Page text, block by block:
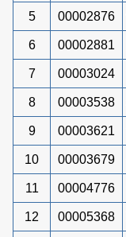
5 00002876
6 00002881
7 00003024
8 00003538
9 00003621
10 00003679
11 00004776
12 00005368